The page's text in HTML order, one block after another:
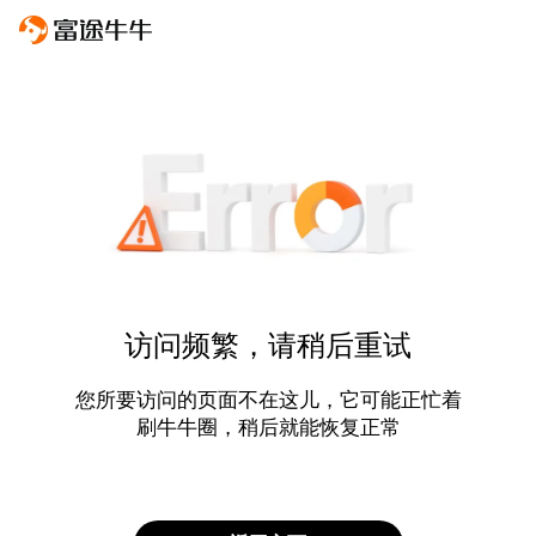
访问频繁，请稍后重试
您所要访问的页面不在这儿，它可能正忙着
刷牛牛圈，稍后就能恢复正常